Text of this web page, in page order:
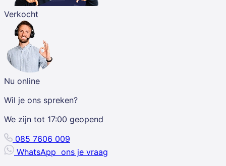
Verkocht
Nu online
Wil je ons spreken?
We zijn tot 17:00 geopend
085 7606 009
WhatsApp ons je vraag